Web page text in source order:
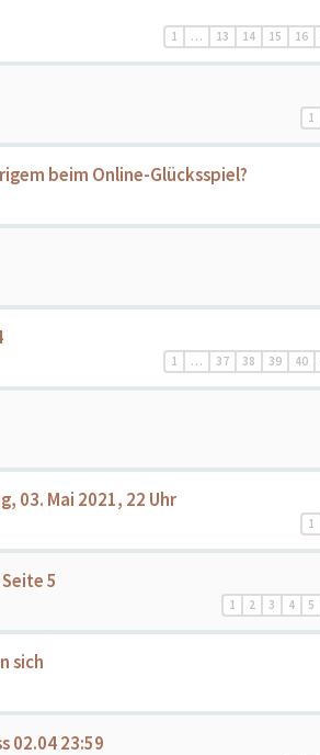
1 … 13 14 15 16
1
beim Online-Glücksspiel?
1 … 37 38 39 40
03. Mai 2021, 22 Uhr
1
5
1 2 3 4 5
sich
02.04 23:59